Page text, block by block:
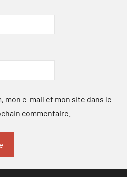
mon e-mail et mon site dans le
commentaire.